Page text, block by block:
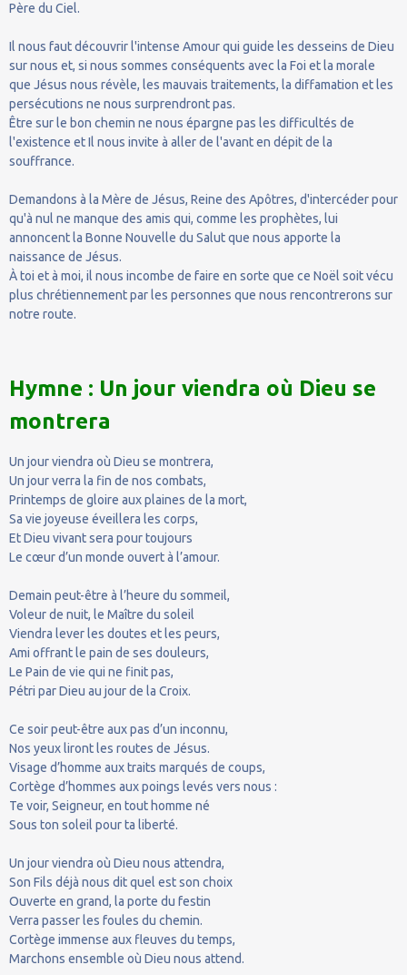
Père du Ciel.
Il nous faut découvrir l'intense Amour qui guide les desseins de Dieu
sur nous et, si nous sommes conséquents avec la Foi et la morale
que Jésus nous révèle, les mauvais traitements, la diffamation et les
persécutions ne nous surprendront pas.
Être sur le bon chemin ne nous épargne pas les difficultés de
l'existence et Il nous invite à aller de l'avant en dépit de la
souffrance.
Demandons à la Mère de Jésus, Reine des Apôtres, d'intercéder pour
qu'à nul ne manque des amis qui, comme les prophètes, lui
annoncent la Bonne Nouvelle du Salut que nous apporte la
naissance de Jésus.
À toi et à moi, il nous incombe de faire en sorte que ce Noël soit vécu
plus chrétiennement par les personnes que nous rencontrerons sur
notre route.
Hymne : Un jour viendra où Dieu se
montrera
Un jour viendra où Dieu se montrera,
Un jour verra la fin de nos combats,
Printemps de gloire aux plaines de la mort,
Sa vie joyeuse éveillera les corps,
Et Dieu vivant sera pour toujours
Le cœur d’un monde ouvert à l’amour.
Demain peut-être à l’heure du sommeil,
Voleur de nuit, le Maître du soleil
Viendra lever les doutes et les peurs,
Ami offrant le pain de ses douleurs,
Le Pain de vie qui ne finit pas,
Pétri par Dieu au jour de la Croix.
Ce soir peut-être aux pas d’un inconnu,
Nos yeux liront les routes de Jésus.
Visage d’homme aux traits marqués de coups,
Cortège d’hommes aux poings levés vers nous :
Te voir, Seigneur, en tout homme né
Sous ton soleil pour ta liberté.
Un jour viendra où Dieu nous attendra,
Son Fils déjà nous dit quel est son choix
Ouverte en grand, la porte du festin
Verra passer les foules du chemin.
Cortège immense aux fleuves du temps,
Marchons ensemble où Dieu nous attend.